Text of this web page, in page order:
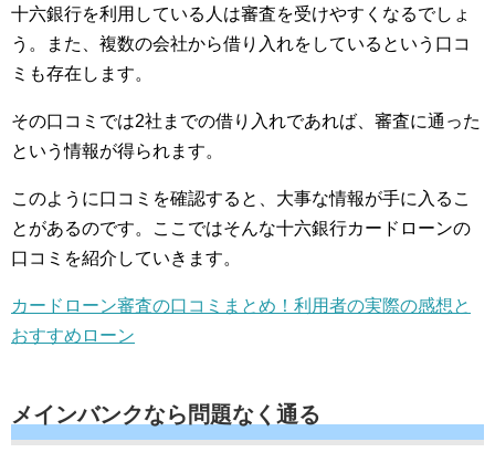
十六銀行を利用している人は審査を受けやすくなるでしょ
う。また、複数の会社から借り入れをしているという口コ
ミも存在します。
その口コミでは2社までの借り入れであれば、審査に通った
という情報が得られます。
このように口コミを確認すると、大事な情報が手に入るこ
とがあるのです。ここではそんな十六銀行カードローンの
口コミを紹介していきます。
カードローン審査の口コミまとめ！利用者の実際の感想と
おすすめローン
メインバンクなら問題なく通る